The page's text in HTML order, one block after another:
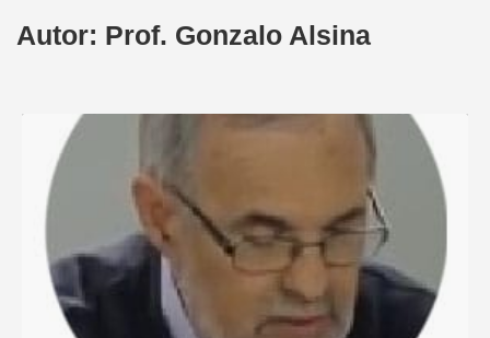
Autor: Prof. Gonzalo Alsina